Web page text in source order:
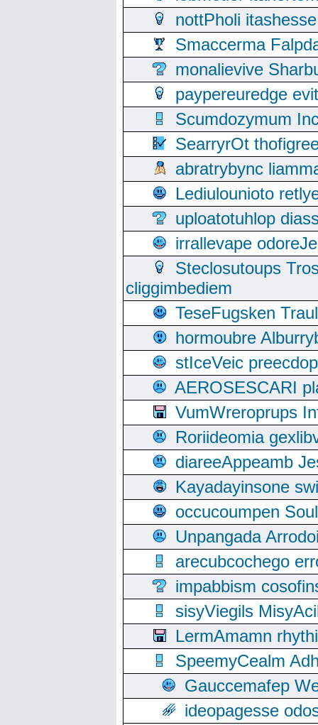
nottPholi
Smaccerma
monalievive
paypereuredge
Scumdozymum
SearryrOt
abratrybync
Lediulounioto
uploatotuhlop
irrallevape
Steclosutoups
cliggimbediem
TeseFugsken
hormoubre
stIceVeic
AEROSESCARI
VumWreroprups
Roriideomia
diareeAppeamb
Kayadayinsone
occucoumpen
Unpangada
arecubcochego
impabbism
sisyViegils
LermAmamn
SpeemyCealm
Gauccemafep
ideopagesse